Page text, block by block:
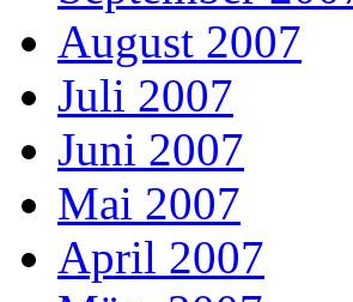
August 2007
Juli 2007
Juni 2007
Mai 2007
April 2007